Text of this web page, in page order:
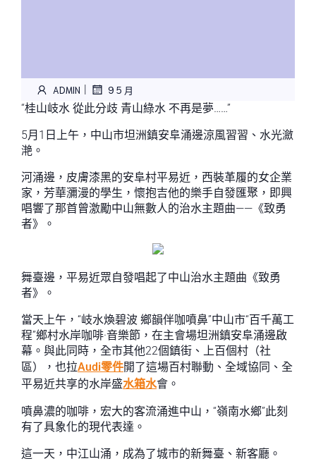
ADMIN | 9 5 月
“桂山岐水 從此分歧 青山綠水 不再是夢……”
5月1日上午，中山市坦洲鎮安阜涌邊涼風習習、水光瀲
滟。
河涌邊，皮膚漆黑的安阜村平易近，西裝革履的女企業
家，芳華瀰漫的學生，懷抱吉他的樂手自發匯聚，即興
唱響了那首曾激勵中山無數人的治水主題曲——《致勇
者》。
舞臺邊，平易近眾自發唱起了中山治水主題曲《致勇
者》。
當天上午，“岐水煥碧波 鄉韻伴咖噴鼻”中山市“百千萬工
程”鄉村水岸咖啡·音樂節，在主會場坦洲鎮安阜涌邊啟
幕。與此同時，全市其他22個鎮街、上百個村（社
區），也拉Audi零件開了這場百村聯動、全域協同、全
平易近共享的水岸盛水箱水會。
噴鼻濃的咖啡，宏大的客流涌進中山，“嶺南水鄉”此刻
有了具象化的現代表達。
這一天，中江山涌，成為了城市的新舞臺、新客廳。